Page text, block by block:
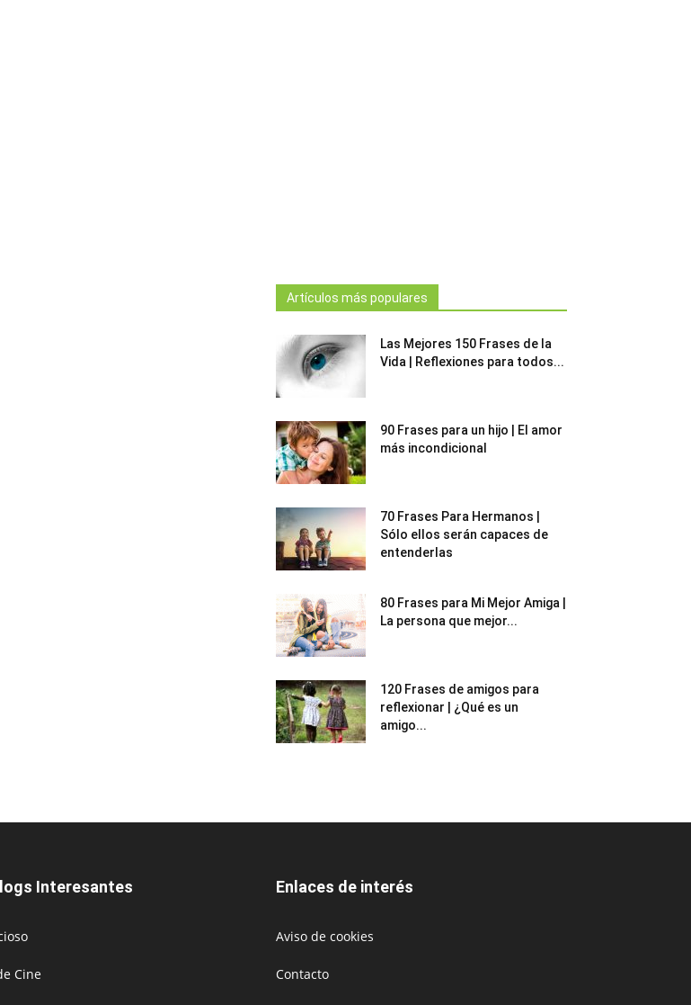
Artículos más populares
Las Mejores 150 Frases de la
Vida | Reflexiones para todos...
90 Frases para un hijo | El amor
más incondicional
70 Frases Para Hermanos |
Sólo ellos serán capaces de
entenderlas
80 Frases para Mi Mejor Amiga |
La persona que mejor...
120 Frases de amigos para
reflexionar | ¿Qué es un
amigo...
Interesantes
Cine
Enlaces de interés
Aviso de cookies
Contacto